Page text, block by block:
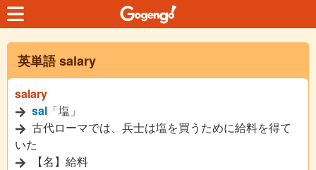
英単語 salary
salary
sal 「塩」
古代ローマでは、兵士は塩を買うために給料を得て
いた
【名】給料